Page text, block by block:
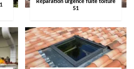
Réparation urgence fuite toiture
51